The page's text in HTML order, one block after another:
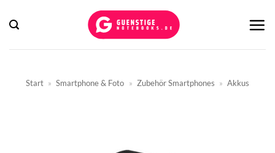
Inhalt
Start » Smartphone & Foto » Zubehör Smartphones » Akkus